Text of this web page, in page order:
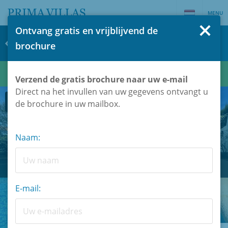
MENU
Bungalow te koop in Denia / Spanje
#47094
€ 598.000 € 640.000
Foto's Kaart
Ontvang gratis en vrijblijvend de
brochure
Verzend de gratis brochure naar uw e-mail
Direct na het invullen van uw gegevens ontvangt u
de brochure in uw mailbox.
Naam:
E-mail: